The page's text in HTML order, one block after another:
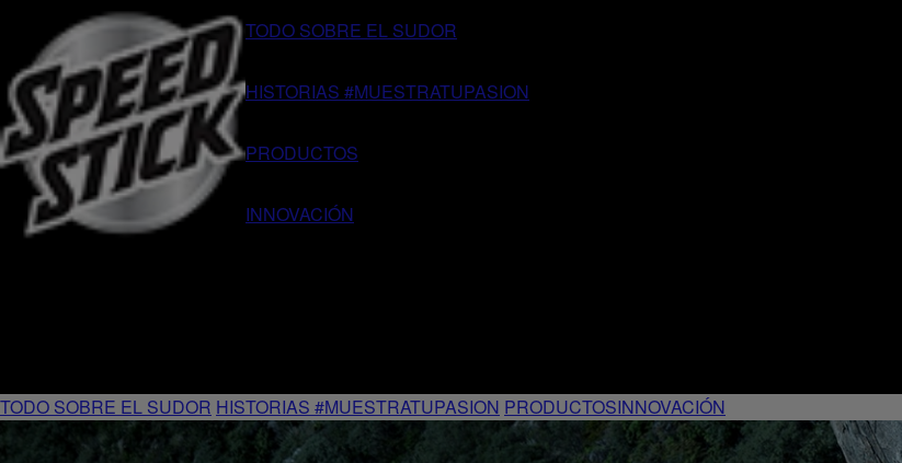
TODO SOBRE EL SUDOR
HISTORIAS #MUESTRATUPASION
PRODUCTOS
INNOVACIÓN
TODO SOBRE EL SUDOR HISTORIAS #MUESTRATUPASION PRODUCTOSINNOVACIÓN